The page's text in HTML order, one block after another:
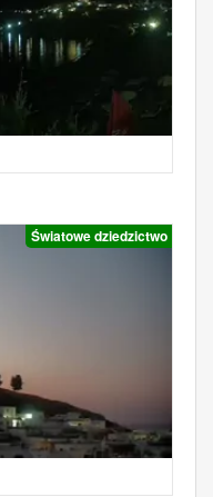
Światowe dziedzictwo